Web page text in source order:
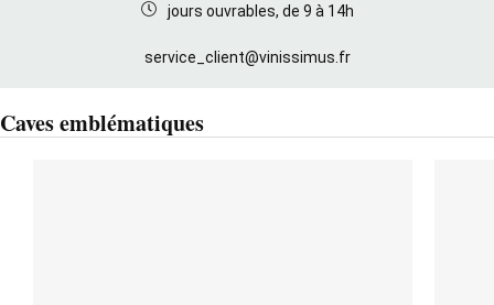
jours ouvrables, de 9 à 14h
service_client@vinissimus.fr
Caves emblématiques